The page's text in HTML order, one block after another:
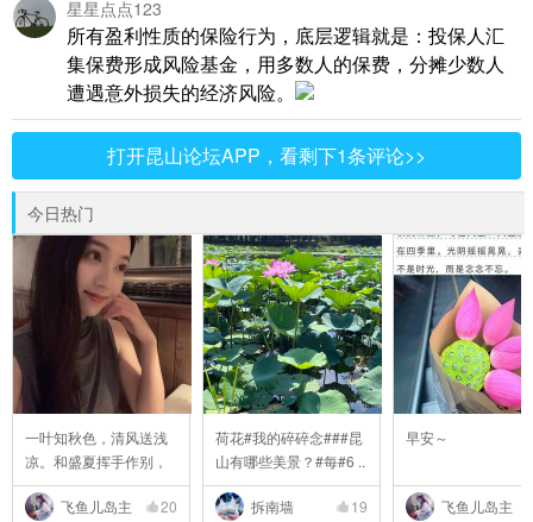
星星点点123
所有盈利性质的保险行为，底层逻辑就是：投保人汇
集保费形成风险基金，用多数人的保费，分摊少数人
遭遇意外损失的经济风险。
打开昆山论坛APP，看剩下1条评论>>
今日热门
一叶知秋色，清风送浅
凉。和盛夏挥手作别，
..
飞鱼儿岛主
20
荷花#我的碎碎念###昆
山有哪些美景？#每#6 ..
拆南墙 19
早安～
飞鱼儿岛主